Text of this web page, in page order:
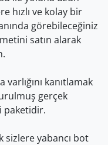
hızlı ve kolay bir
görebileceğiniz
satın alarak
kanıtlamak
gerçek
paketidir.
sizlere yabancı bot